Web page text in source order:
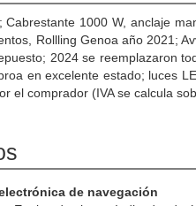
Cabrestante 1000 W, anclaje
Rollling Genoa año 2021;
2024 se reemplazaron
en excelente estado; luces
el comprador (IVA se calcula
de navegación